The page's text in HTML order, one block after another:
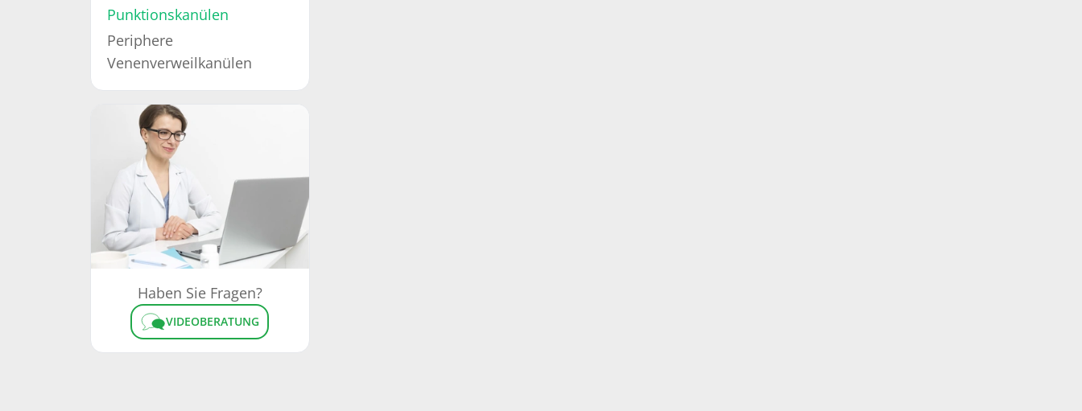
Punktionskanülen
Periphere
Venenverweilkanülen
Haben Sie Fragen?
VIDEOBERATUNG